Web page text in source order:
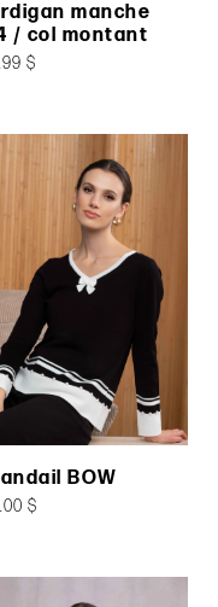
manche
/ col montant
$
BOW
$